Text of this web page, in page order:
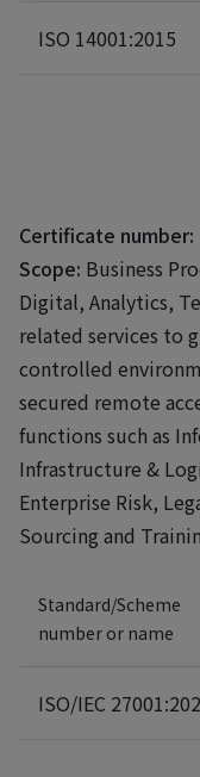
ISO 14001:2015
Certificate number:
Scope: Business
Digital, Analytics,
related services to
controlled
secured remote
functions such as
Infrastructure &
Enterprise Risk,
Sourcing and
Standard/Scheme
number or name
ISO/IEC